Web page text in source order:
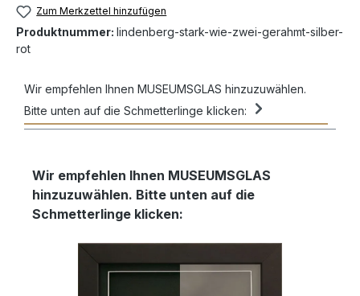
Zum Merkzettel hinzufügen
Produktnummer: lindenberg-stark-wie-zwei-gerahmt-silber-
rot
Wir empfehlen Ihnen MUSEUMSGLAS hinzuzuwählen.
Bitte unten auf die Schmetterlinge klicken:
Wir empfehlen Ihnen MUSEUMSGLAS
hinzuzuwählen. Bitte unten auf die
Schmetterlinge klicken: